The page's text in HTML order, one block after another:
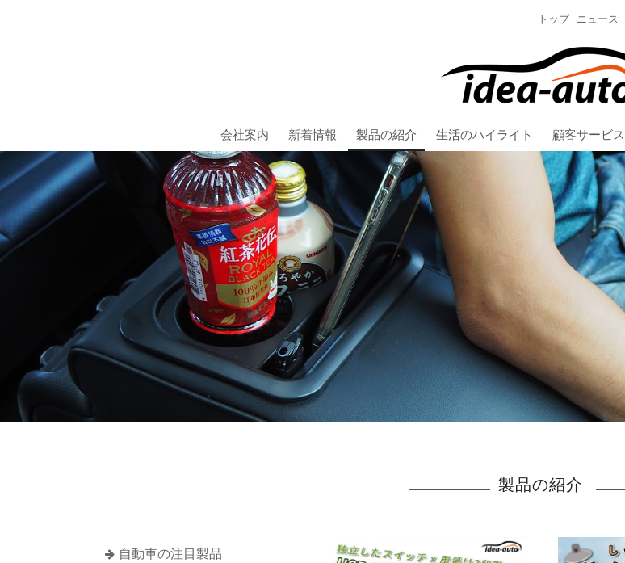
トップ ニュース
会社案内 新着情報 製品の紹介 生活のハイライト 顧客サービス
製品の紹介
自動車の注目製品